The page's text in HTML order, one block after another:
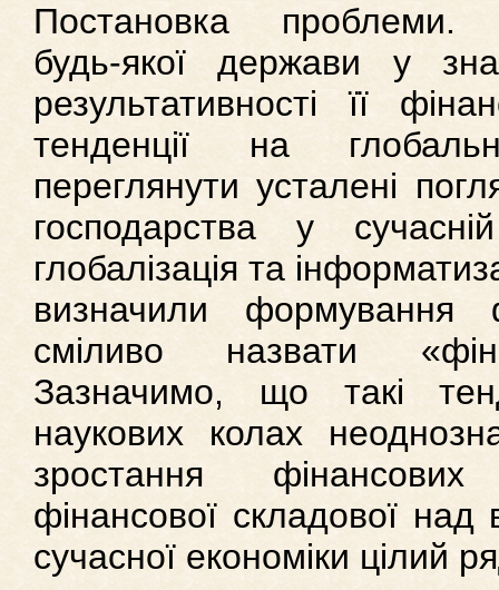
Постановка проблеми.
будь-якої держави у
результативності її
тенденції на
переглянути усталені
господарства у
глобалізація та
визначили
сміливо назвати
Зазначимо, що такі
наукових колах
зростання
фінансової складової
сучасної економіки цілий